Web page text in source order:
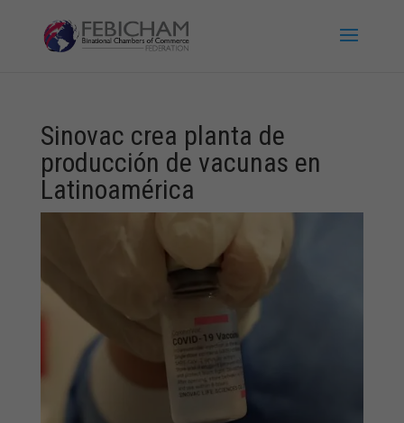
Sinovac crea planta de
producción de vacunas en
Latinoamérica